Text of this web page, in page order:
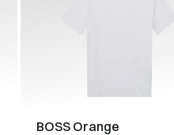
BOSS Orange